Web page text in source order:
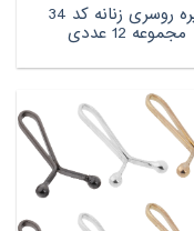
گیره روسری زنانه کد 34
مجموعه 12 عددی